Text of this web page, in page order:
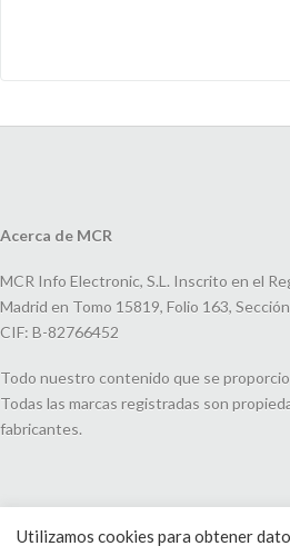
Acerca de MCR
MCR Info Electronic, S.L. Inscrito en el
Madrid en Tomo 15819, Folio 163,
CIF: B-82766452
Todo nuestro contenido que se
Todas las marcas registradas son
fabricantes.
Utilizamos cookies para obtener